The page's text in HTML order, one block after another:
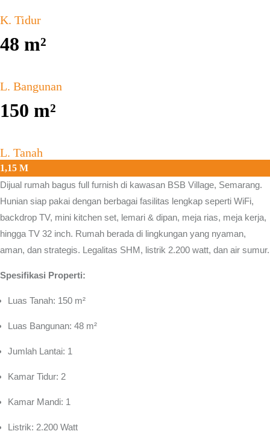
K. Tidur
48 m²
L. Bangunan
150 m²
L. Tanah
1,15 M
Dijual rumah bagus full furnish di kawasan BSB Village, Semarang.
Hunian siap pakai dengan berbagai fasilitas lengkap seperti WiFi,
backdrop TV, mini kitchen set, lemari & dipan, meja rias, meja kerja,
hingga TV 32 inch. Rumah berada di lingkungan yang nyaman,
aman, dan strategis. Legalitas SHM, listrik 2.200 watt, dan air sumur.
Spesifikasi Properti:
Luas Tanah: 150 m²
Luas Bangunan: 48 m²
Jumlah Lantai: 1
Kamar Tidur: 2
Kamar Mandi: 1
Listrik: 2.200 Watt